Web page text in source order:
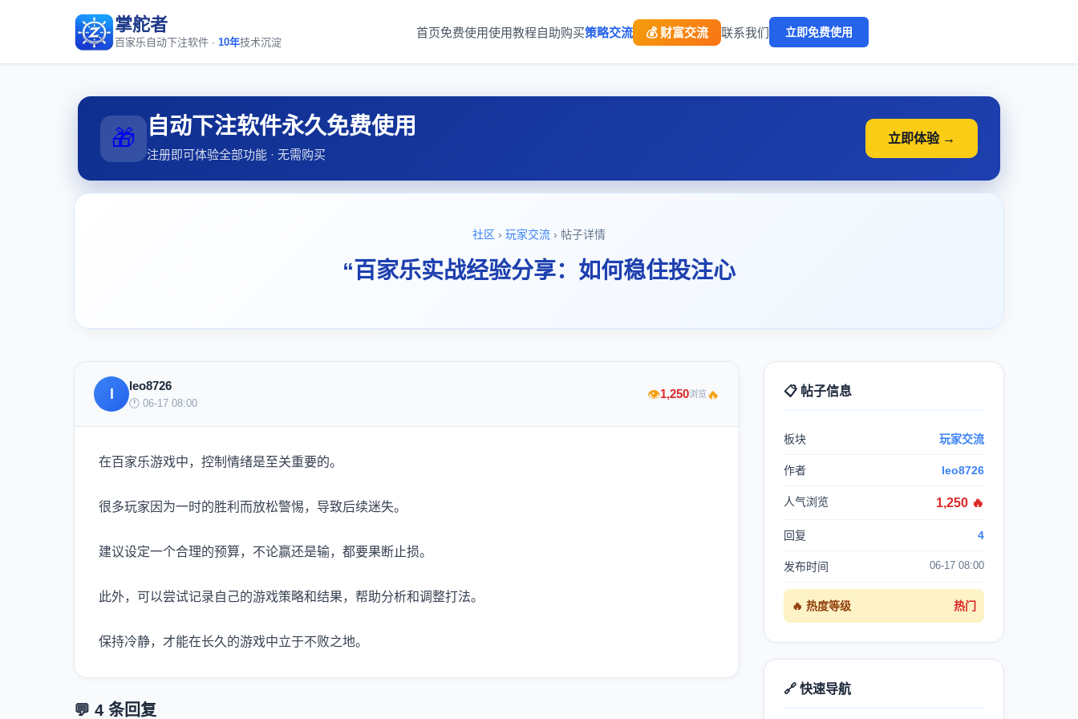
掌舵者
百家乐自动下注软件 · 10年技术沉淀
首页免费使用使用教程自助购买策略交流 💰 财富交流 联系我们 立即免费使用
🎁 自动下注软件永久免费使用
注册即可体验全部功能 · 无需购买
立即体验 →
社区 › 玩家交流 › 帖子详情
“百家乐实战经验分享：如何稳住投注心
leo8726
🕐 06-17 08:00
👁1,250浏览🔥
在百家乐游戏中，控制情绪是至关重要的。
很多玩家因为一时的胜利而放松警惕，导致后续迷失。
建议设定一个合理的预算，不论赢还是输，都要果断止损。
此外，可以尝试记录自己的游戏策略和结果，帮助分析和调整打法。
保持冷静，才能在长久的游戏中立于不败之地。
💬 4 条回复
📋 帖子信息
板块 玩家交流
作者 leo8726
人气浏览 1,250 🔥
回复 4
发布时间 06-17 08:00
🔥 热度等级 热门
🔗 快速导航